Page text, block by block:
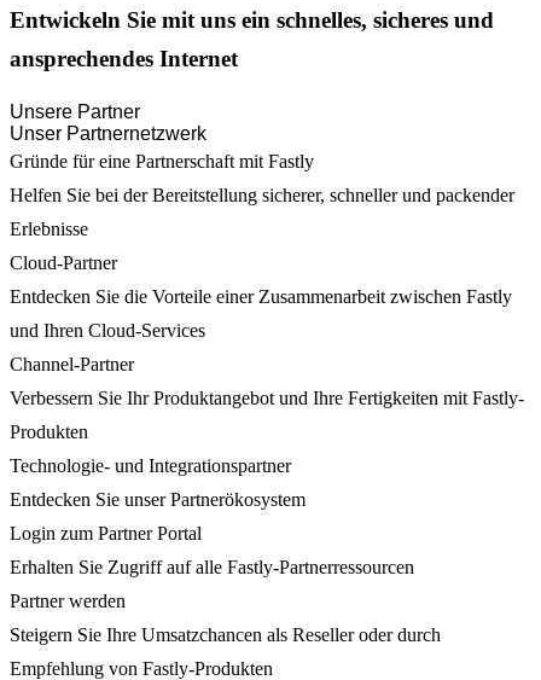
Entwickeln Sie mit uns ein schnelles, sicheres und
ansprechendes Internet
Unsere Partner
Unser Partnernetzwerk
Gründe für eine Partnerschaft mit Fastly
Helfen Sie bei der Bereitstellung sicherer, schneller und packender
Erlebnisse
Cloud-Partner
Entdecken Sie die Vorteile einer Zusammenarbeit zwischen Fastly
und Ihren Cloud-Services
Channel-Partner
Verbessern Sie Ihr Produktangebot und Ihre Fertigkeiten mit Fastly-
Produkten
Technologie- und Integrationspartner
Entdecken Sie unser Partnerökosystem
Login zum Partner Portal
Erhalten Sie Zugriff auf alle Fastly-Partnerressourcen
Partner werden
Steigern Sie Ihre Umsatzchancen als Reseller oder durch
Empfehlung von Fastly-Produkten